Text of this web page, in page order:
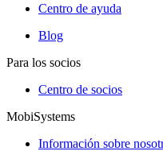
Centro de ayuda
Blog
Para los socios
Centro de socios
MobiSystems
Información sobre